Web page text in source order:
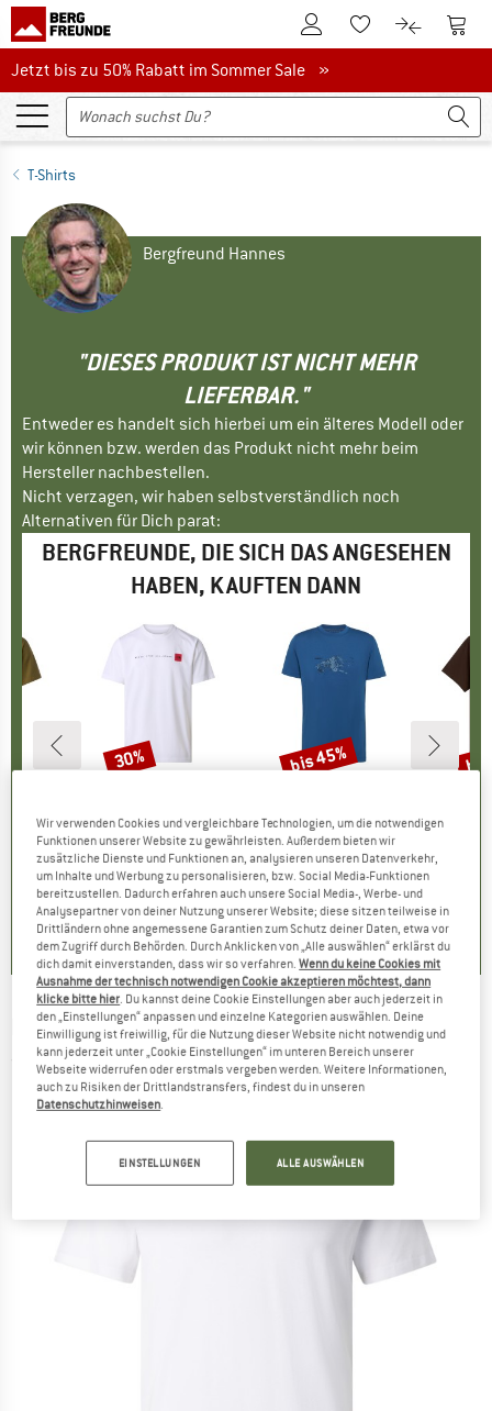
Zum KundenkontoZum Merkzettel.
Zum Zum
Jetzt bis zu 50% Rabatt im Sommer Sale
Jetzt bis zu 50% Rabatt im Sommer Sale »
T-Shirts
Bergfreund Hannes
"DIESES PRODUKT IST NICHT MEHR
LIEFERBAR."
Entweder es handelt sich hierbei um ein älteres Modell oder
wir können bzw. werden das Produkt nicht mehr beim
Hersteller nachbestellen.
Nicht verzagen, wir haben selbstverständlich noch
Alternativen für Dich parat:
BERGFREUNDE, DIE SICH DAS ANGESEHEN
HABEN, KAUFTEN DANN
Preis
27.27
Produktgruppe
T-Shirt
Preis
CHF 34.95reduzierter Preis
CHF 24.47
5.0(1)
Rabatt
30%
Produktgruppe
T-Shirt
Preis
CHF 64.95reduzierter Preis
ab
CHF 35.72
5.0(1)
Rabatt
bis 45%
BOGNER FIRE+ICE -Vito2 - T-Shirt
(0)
Wir verwenden Cookies und vergleichbare Technologien, um die notwendigen
Funktionen unserer Website zu gewährleisten. Außerdem bieten wir
zusätzliche Dienste und Funktionen an, analysieren unseren Datenverkehr,
um Inhalte und Werbung zu personalisieren, bzw. Social Media-Funktionen
bereitzustellen. Dadurch erfahren auch unsere Social Media-, Werbe- und
Analysepartner von deiner Nutzung unserer Website; diese sitzen teilweise in
Drittländern ohne angemessene Garantien zum Schutz deiner Daten, etwa vor
dem Zugriff durch Behörden. Durch Anklicken von „Alle auswählen“ erklärst du
dich damit einverstanden, dass wir so verfahren.Wenn du keine Cookies mit
Ausnahme der technisch notwendigen Cookie akzeptieren möchtest, dann
klicke bitte hier . Du kannst deine Cookie Einstellungen aber auch jederzeit in
den „Einstellungen“ anpassen und einzelne Kategorien auswählen. Deine
Einwilligung ist freiwillig, für die Nutzung dieser Website nicht notwendig und
kann jederzeit unter „Cookie Einstellungen“ im unteren Bereich unserer
Webseite widerrufen oder erstmals vergeben werden. Weitere Informationen,
auch zu Risiken der Drittlandstransfers, findest du in unseren
Datenschutzhinweisen
EINSTELLUNGEN ALLE AUSWÄHLEN